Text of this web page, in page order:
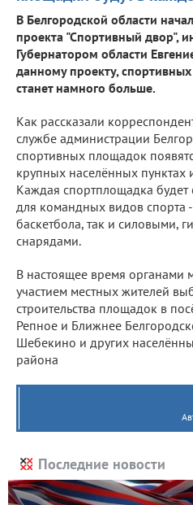
В Белгородской области
проекта "Спортивный двор",
Губернатором области
данному проекту,
станет намного больше.
Как рассказали
службе администрации
спортивных площадок
крупных населённых пунктах
Каждая спортплощадка
для командных видов спорта
баскетбола, так и силовыми,
снарядами.
В настоящее время органами
участием местных жителей
строительства площадок в
Репное и Ближнее
Шебекино и других
района
Последние новости